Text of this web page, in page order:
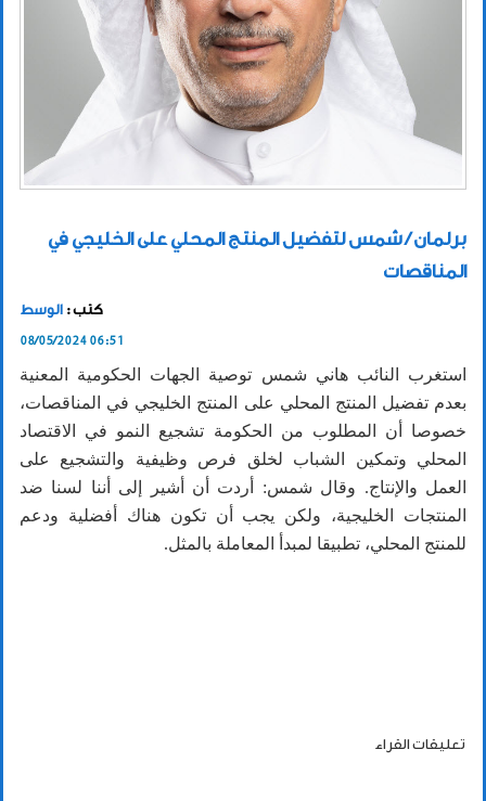
برلمان / شمس لتفضيل المنتج المحلي على الخليجي في
المناقصات
كتب : الوسط
08/05/2024 06:51
استغرب النائب هاني شمس توصية الجهات الحكومية المعنية
بعدم تفضيل المنتج المحلي على المنتج الخليجي في المناقصات،
خصوصا أن المطلوب من الحكومة تشجيع النمو في الاقتصاد
المحلي وتمكين الشباب لخلق فرص وظيفية والتشجيع على
العمل والإنتاج. وقال شمس: أردت أن أشير إلى أننا لسنا ضد
المنتجات الخليجية، ولكن يجب أن تكون هناك أفضلية ودعم
للمنتج المحلي، تطبيقا لمبدأ المعاملة بالمثل.
تعليقات القراء